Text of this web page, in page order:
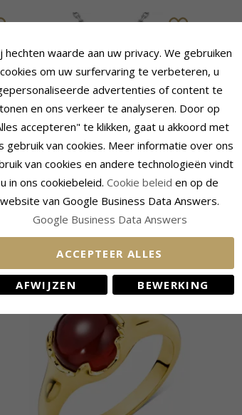
Rozet ketting in zilver met
hanger in zilver
hechten waarde aan uw privacy. We gebruiken
cookies om uw surfervaring te verbeteren, u
advertenties of content te
tonen en ons verkeer te analyseren. Door op
accepteren" te klikken, gaat u akkoord met
gebruik van cookies. Meer informatie over ons
van cookies en andere technologieën vindt
u in ons cookiebeleid. Cookie beleid en op de
website van Google Business Data Answers.
Google Business Data Answers
ACCEPTEER ALLES
AFWIJZEN BEWERKING